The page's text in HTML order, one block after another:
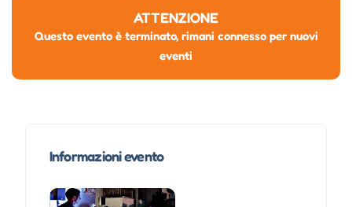
ATTENZIONE
Questo evento è terminato, rimani connesso per nuovi
eventi
Informazioni evento